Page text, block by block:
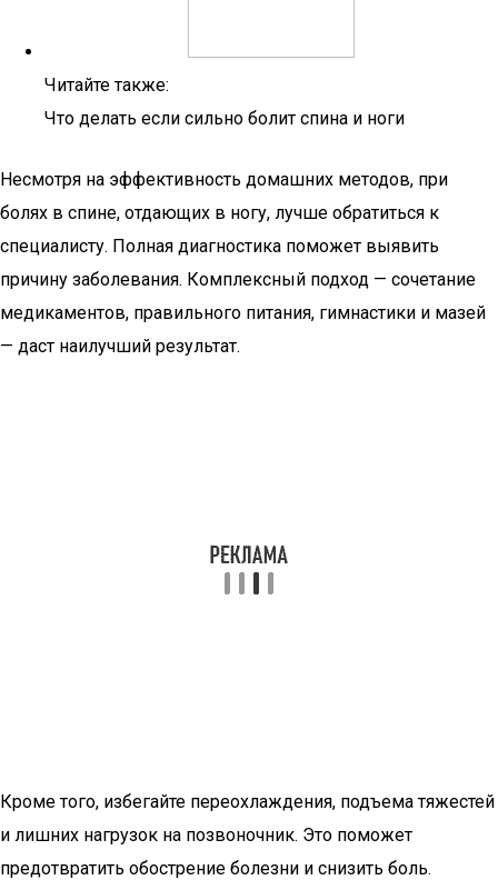
Читайте также:
Что делать если сильно болит спина и ноги
Несмотря на эффективность домашних методов, при
болях в спине, отдающих в ногу, лучше обратиться к
специалисту. Полная диагностика поможет выявить
причину заболевания. Комплексный подход — сочетание
медикаментов, правильного питания, гимнастики и мазей
— даст наилучший результат.
Кроме того, избегайте переохлаждения, подъема тяжестей
и лишних нагрузок на позвоночник. Это поможет
предотвратить обострение болезни и снизить боль.